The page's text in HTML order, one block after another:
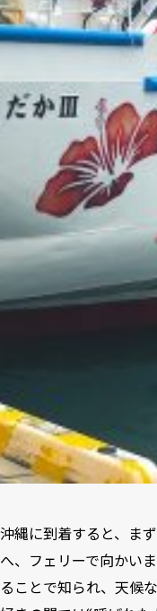
沖縄に到着すると、ま
へ、フェリーで向かい
ることで知られ、天候